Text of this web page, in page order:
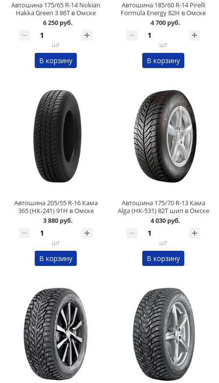
Автошина 175/65 R-14 Nokian
Hakka Green 3 86Т в Омске
6 250 руб.
шт
В корзину
Автошина 185/60 R-14 Pirelli
Formula Energy 82H в Омске
4 700 руб.
шт
В корзину
Автошина 205/55 R-16 Кама
365 (НК-241) 91H в Омске
3 880 руб.
шт
В корзину
Автошина 175/70 R-13 Кама
Alga (НК-531) 82T шип в Омске
4 030 руб.
шт
В корзину